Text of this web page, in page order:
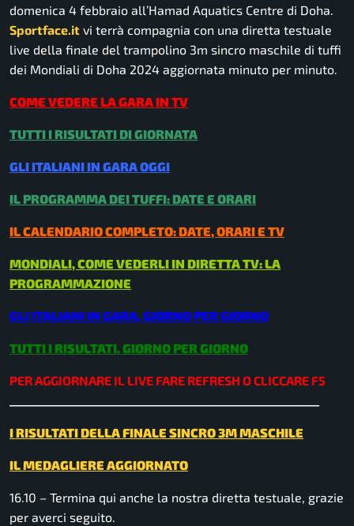
domenica 4 febbraio all’Hamad Aquatics Centre di Doha.
Sportface.it vi terrà compagnia con una diretta testuale
live della finale del trampolino 3m sincro maschile di tuffi
dei Mondiali di Doha 2024 aggiornata minuto per minuto.
COME VEDERE LA GARA IN TV
TUTTI I RISULTATI DI GIORNATA
GLI ITALIANI IN GARA OGGI
IL PROGRAMMA DEI TUFFI: DATE E ORARI
IL CALENDARIO COMPLETO: DATE, ORARI E TV
MONDIALI, COME VEDERLI IN DIRETTA TV: LA
PROGRAMMAZIONE
GLI ITALIANI IN GARA, GIORNO PER GIORNO
TUTTI I RISULTATI, GIORNO PER GIORNO
PER AGGIORNARE IL LIVE FARE REFRESH O CLICCARE F5
I RISULTATI DELLA FINALE SINCRO 3M MASCHILE
IL MEDAGLIERE AGGIORNATO
16.10 – Termina qui anche la nostra diretta testuale, grazie
per averci seguito.